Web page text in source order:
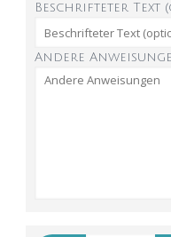
Beschrifteter Text
Andere